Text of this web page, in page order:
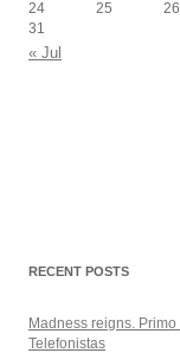
24
25 26
31
« Jul
RECENT POSTS
Madness reigns. Primo
Telefonistas